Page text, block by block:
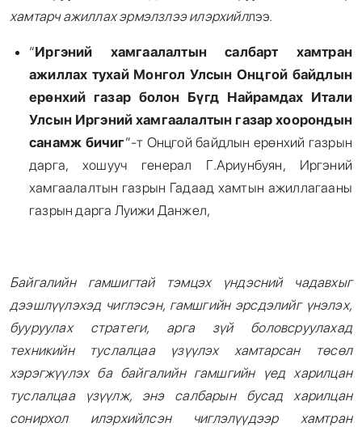
хамтарч ажиллах эрмэлзлээ илэрхийллээ.
“Иргэний хамгаалалтын салбарт хамтран
ажиллах тухай Монгол Улсын Онцгой байдлын
ерөнхий газар болон Бүгд Найрамдах Итали
Улсын Иргэний хамгаалалтын газар хоорондын
санамж бичиг”-т Онцгой байдлын ерөнхий газрын
дарга, хошууч генерал Г.Ариунбуян, Иргэний
хамгаалалтын газрын Гадаад хамтын ажиллагааны
газрын дарга Луижи Данжел,
Байгалийн гамшигтай тэмцэх үндэсний чадавхыг
дээшлүүлэхэд чиглэсэн, гамшгийн эрсдэлийг үнэлэх,
бууруулах стратеги, арга зүй боловсруулахад
техникийн туслалцаа үзүүлэх хамтарсан төсөл
хэрэгжүүлэх ба байгалийн гамшгийн үед харилцан
туслалцаа үзүүлж, энэ салбарын бусад харилцан
сонирхол илэрхийлсэн чиглэлүүдээр хамтран